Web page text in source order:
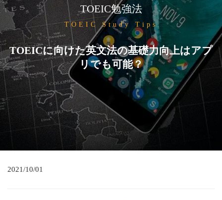
TOEIC勉強法
TOEIC Study Tips
TOEICに向けた英文法の基礎力向上はアプ
リでも可能？
2021/10/01